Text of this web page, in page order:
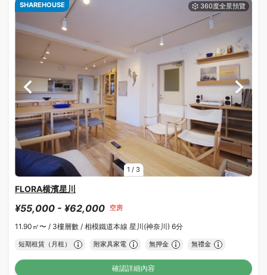
1 / 3
SHAREHOUSE
FLORA横濱星川
¥55,000 - ¥62,000 空房
11.90㎡〜 / 3樓層數 / 相模鐵道本線 星川(神奈川) 6分
短期租賃（月租） 附家具家電 無押金 無禮金
確認詳細內容